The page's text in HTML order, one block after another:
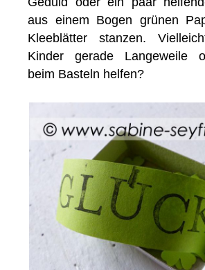
aus einem Bogen grünen
Kleeblätter stanzen.
Kinder gerade Langeweile
beim Basteln helfen?